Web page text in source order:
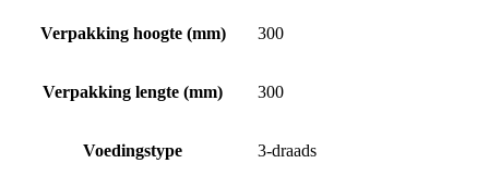
Verpakking hoogte (mm) 300
Verpakking lengte (mm) 300
Voedingstype 3-draads